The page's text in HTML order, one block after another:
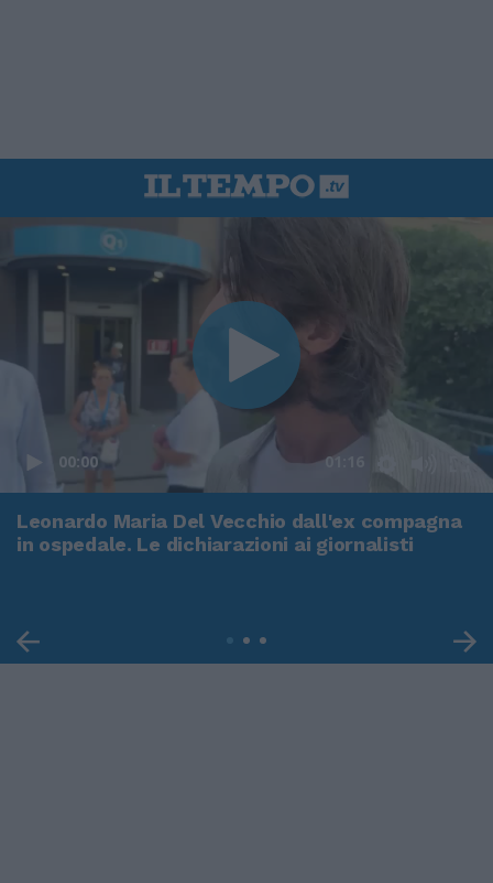
00:00 01:16
Leonardo Maria Del Vecchio dall'ex compagna
in ospedale. Le dichiarazioni ai giornalisti